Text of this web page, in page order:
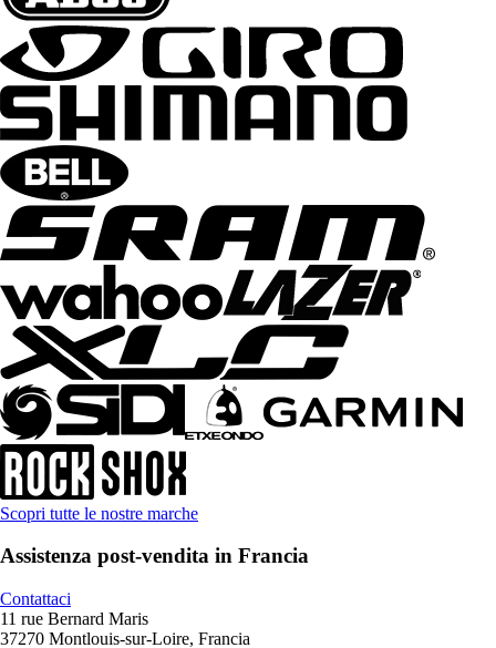
Scopri tutte le nostre marche
Assistenza post-vendita in Francia
Contattaci
11 rue Bernard Maris
37270 Montlouis-sur-Loire, Francia